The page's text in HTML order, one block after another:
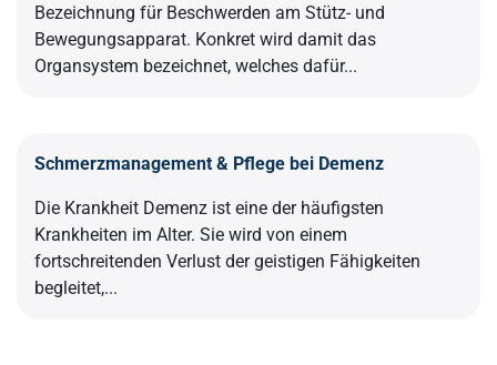
Bezeichnung für Beschwerden am Stütz- und
Bewegungsapparat. Konkret wird damit das
Organsystem bezeichnet, welches dafür...
Schmerzmanagement & Pflege bei Demenz
Die Krankheit Demenz ist eine der häufigsten
Krankheiten im Alter. Sie wird von einem
fortschreitenden Verlust der geistigen Fähigkeiten
begleitet,...